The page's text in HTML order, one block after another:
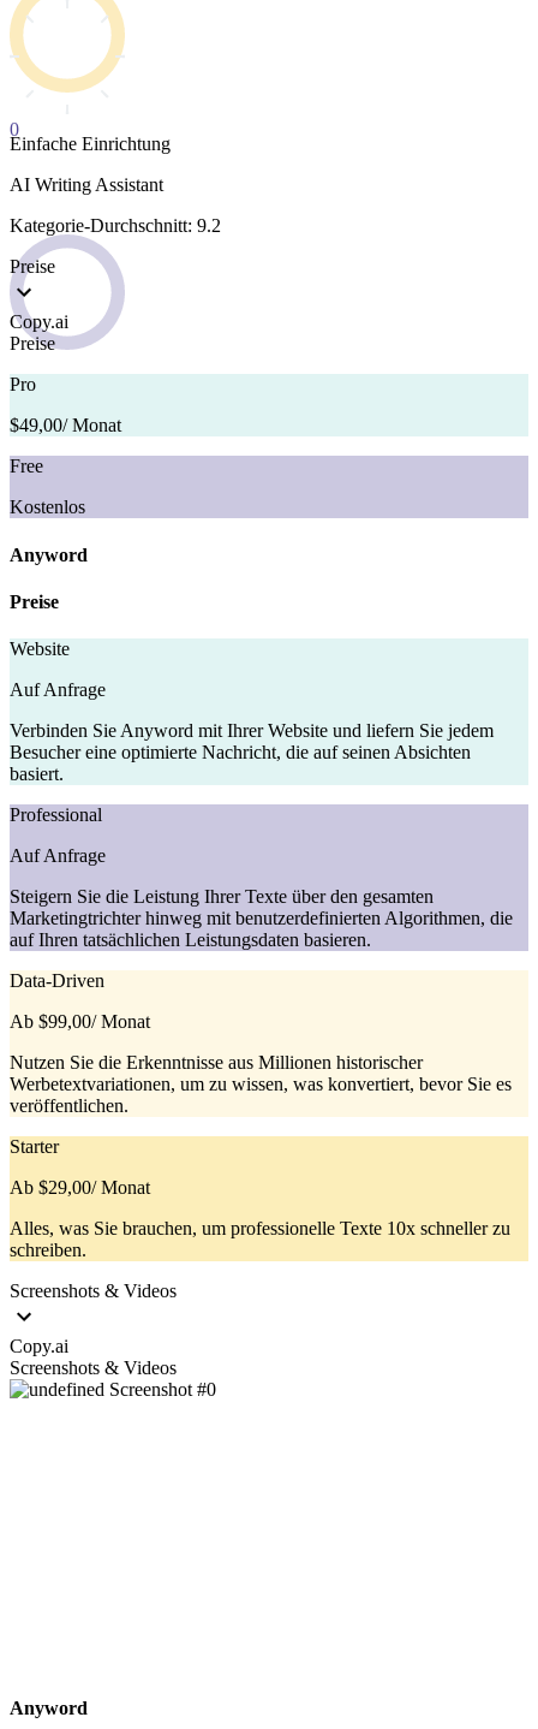
0
Einfache Einrichtung
AI Writing Assistant
Kategorie-Durchschnitt: 9.2
Preise
Copy.ai
Preise
Pro
$49,00/ Monat
Free
Kostenlos
Anyword
Preise
Website
Auf Anfrage
Verbinden Sie Anyword mit Ihrer Website und liefern Sie jedem
Besucher eine optimierte Nachricht, die auf seinen Absichten
basiert.
Professional
Auf Anfrage
Steigern Sie die Leistung Ihrer Texte über den gesamten
Marketingtrichter hinweg mit benutzerdefinierten Algorithmen, die
auf Ihren tatsächlichen Leistungsdaten basieren.
Data-Driven
Ab $99,00/ Monat
Nutzen Sie die Erkenntnisse aus Millionen historischer
Werbetextvariationen, um zu wissen, was konvertiert, bevor Sie es
veröffentlichen.
Starter
Ab $29,00/ Monat
Alles, was Sie brauchen, um professionelle Texte 10x schneller zu
schreiben.
Screenshots & Videos
Copy.ai
Screenshots & Videos
Anyword